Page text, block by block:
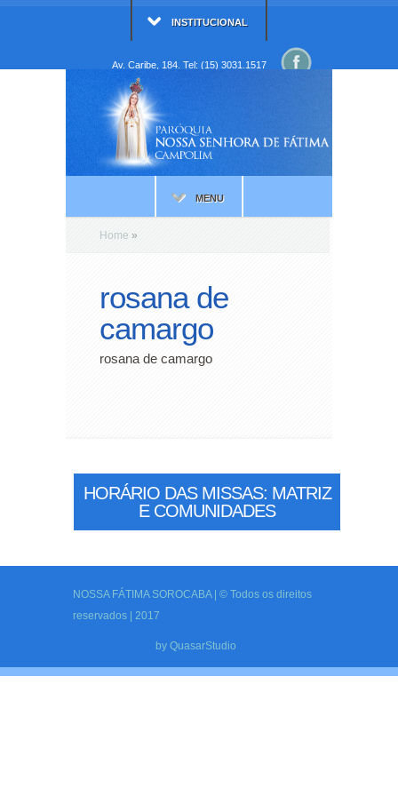
INSTITUCIONAL
Av. Caribe, 184. Tel: (15) 3031.1517
MENU
Home »
rosana de
camargo
rosana de camargo
HORÁRIO DAS MISSAS: MATRIZ
E COMUNIDADES
NOSSA FÁTIMA SOROCABA | © Todos os direitos
reservados | 2017
by QuasarStudio